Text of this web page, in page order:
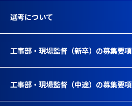
選考について
工事部・現場監督（新卒）の募集要項
工事部・現場監督（中途）の募集要項